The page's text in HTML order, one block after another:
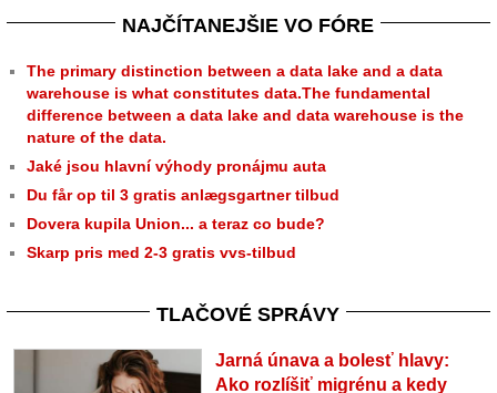
NAJČÍTANEJŠIE VO FÓRE
The primary distinction between a data lake and a data
warehouse is what constitutes data.The fundamental
difference between a data lake and data warehouse is the
nature of the data.
Jaké jsou hlavní výhody pronájmu auta
Du får op til 3 gratis anlægsgartner tilbud
Dovera kupila Union... a teraz co bude?
Skarp pris med 2-3 gratis vvs-tilbud
TLAČOVÉ SPRÁVY
Jarná únava a bolesť hlavy:
Ako rozlíšiť migrénu a kedy